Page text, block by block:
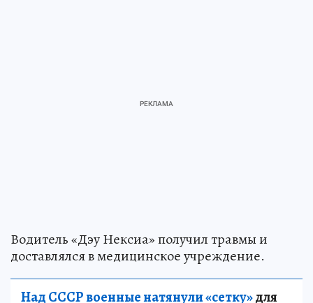
Водитель «Дэу Нексиа» получил травмы и
доставлялся в медицинское учреждение.
Над СССР военные натянули «сетку»для